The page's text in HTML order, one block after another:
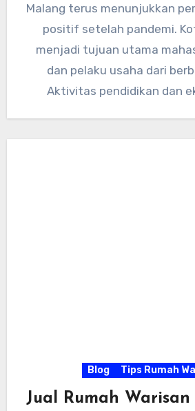
Malang terus menunjukkan
positif setelah pandemi.
menjadi tujuan utama
dan pelaku usaha dari
Aktivitas pendidikan dan
Blog Tips Rumah
Jual Rumah